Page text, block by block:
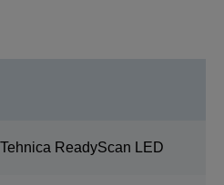
Tehnica ReadyScan LED